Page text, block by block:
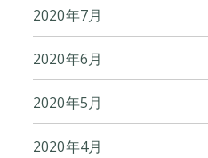
2020年7月
2020年6月
2020年5月
2020年4月